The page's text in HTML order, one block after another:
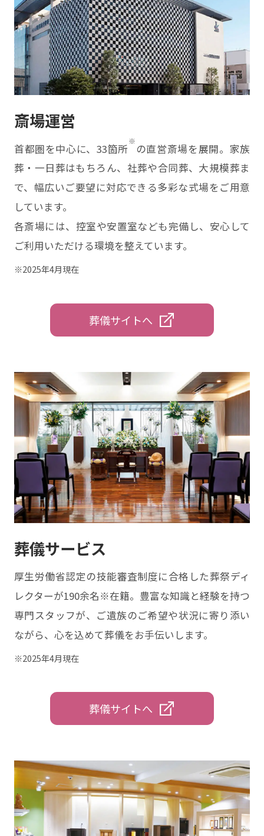
斎場運営
首都圏を中心に、33箇所
※
の直営斎場を展開。家族
葬・一日葬はもちろん、社葬や合同葬、大規模葬ま
で、幅広いご要望に対応できる多彩な式場をご用意
しています。
各斎場には、控室や安置室なども完備し、安心して
ご利用いただける環境を整えています。
※2025年4月現在
葬儀サイトへ
葬儀サービス
厚生労働省認定の技能審査制度に合格した葬祭ディ
レクターが190余名※在籍。豊富な知識と経験を持つ
専門スタッフが、ご遺族のご希望や状況に寄り添い
ながら、心を込めて葬儀をお手伝いします。
※2025年4月現在
葬儀サイトへ